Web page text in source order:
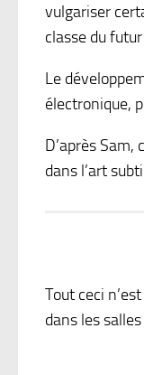
vulgariser
classe du
Le
électronique,
D’après
dans l’art
Tout ceci
dans les